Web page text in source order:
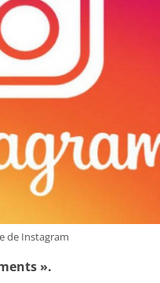
de Instagram
».